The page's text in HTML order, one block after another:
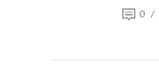
0/